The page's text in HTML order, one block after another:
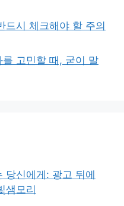
드시 체크해야 할 주의
고민할 때, 굳이 말
당신에게: 광고 뒤에
샘모리